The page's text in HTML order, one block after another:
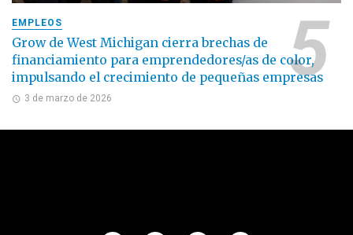
EMPLEOS
Grow de West Michigan cierra brechas de
financiamiento para emprendedores/as de color,
impulsando el crecimiento de pequeñas empresas
3 de marzo de 2026